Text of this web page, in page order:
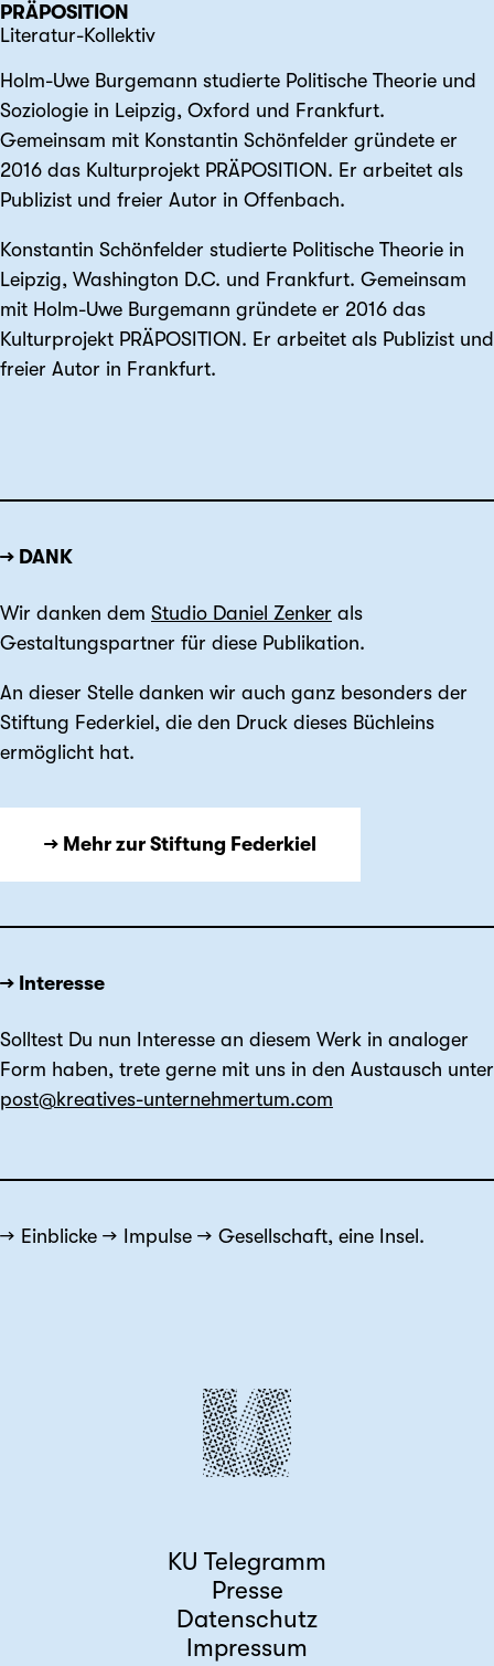
PRÄPOSITION
Literatur-Kollektiv
Holm-Uwe Burgemann studierte Politische Theorie und
Soziologie in Leipzig, Oxford und Frankfurt.
Gemeinsam mit Konstantin Schönfelder gründete er
2016 das Kulturprojekt PRÄPOSITION. Er arbeitet als
Publizist und freier Autor in Offenbach.
Konstantin Schönfelder studierte Politische Theorie in
Leipzig, Washington D.C. und Frankfurt. Gemeinsam
mit Holm-Uwe Burgemann gründete er 2016 das
Kulturprojekt PRÄPOSITION. Er arbeitet als Publizist und
freier Autor in Frankfurt.
→ DANK
Wir danken dem Studio Daniel Zenker als
Gestaltungspartner für diese Publikation.
An dieser Stelle danken wir auch ganz besonders der
Stiftung Federkiel, die den Druck dieses Büchleins
ermöglicht hat.
→ Mehr zur Stiftung Federkiel
→ Interesse
Solltest Du nun Interesse an diesem Werk in analoger
Form haben, trete gerne mit uns in den Austausch unter
post@kreatives-unternehmertum.com
Einblicke Impulse Gesellschaft, eine Insel.